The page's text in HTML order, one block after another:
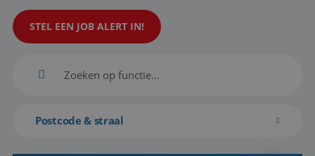
STEL EEN JOB ALERT IN!
Postcode & straal